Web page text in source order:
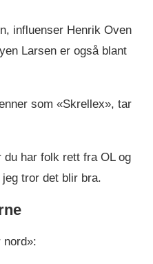
influenser Henrik Oven
Larsen er også blant
som «Skrellex», tar
du har folk rett fra OL og
tror det blir bra.
nord»: